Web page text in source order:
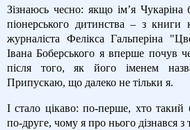
Зізнаюсь чесно: якщо ім’я
піонерського дитинства – з книги
журналіста Фелікса Гальперіна
Івана Боберського я вперше почув
після того, як його іменем
Припускаю, що далеко не тільки я.
І стало цікаво: по-перше, хто
по-друге, чому я про нього дізнався з